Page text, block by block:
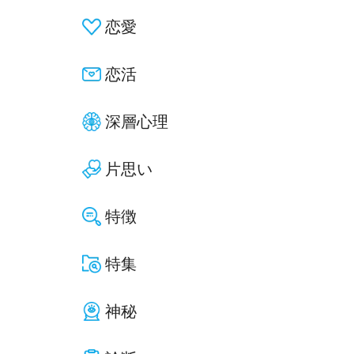
恋愛
恋活
深層心理
片思い
特徴
特集
神秘